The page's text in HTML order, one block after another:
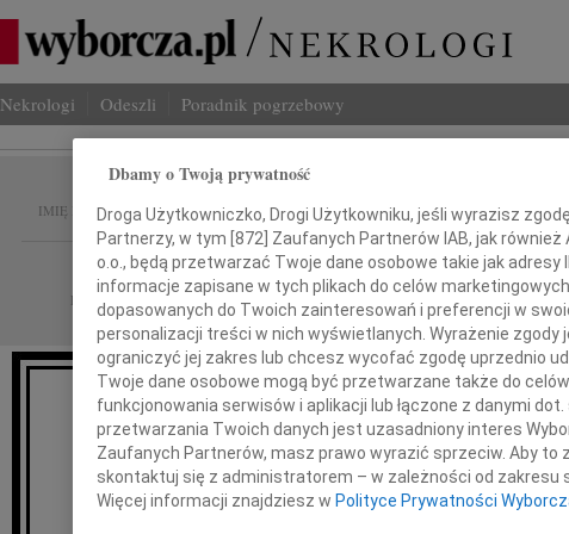
Nekrologi Odeszli Poradnik pogrzebowy
IMIĘ I NAZWISKO: Witold Kalinowski
REGION: Wrocław
DATA EMISJI: 20.09.2010
Z głębokim smutkiem przyjęliśmy
wiadomość o śmierci
Dbamy o Twoją prywatność
Droga Użytkowniczko, Drogi Użytkowniku, jeśli wyrazisz
Partnerzy, w tym [ 872 ] Zaufanych Partnerów IAB, jak
o.o., będą przetwarzać Twoje dane osobowe takie jak
informacje zapisane w tych plikach do celów
dopasowanych do Twoich zainteresowań i preferencji w
personalizacji treści w nich wyświetlanych. Wyrażenie
ograniczyć jej zakres lub chcesz wycofać zgodę uprzednio
Twoje dane osobowe mogą być przetwarzane także do
funkcjonowania serwisów i aplikacji lub łączone z danymi
przetwarzania Twoich danych jest uzasadniony interes
Zaufanych Partnerów, masz prawo wyrazić sprzeciw. Aby to
skontaktuj się z administratorem – w zależności od zakresu
Więcej informacji znajdziesz w Polityce Prywatności